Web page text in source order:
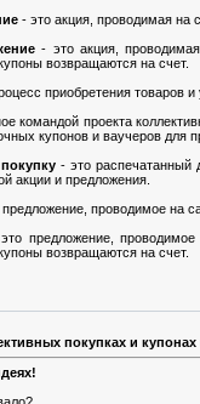
- это акция, проводимая на
- это акция,
возвращаются на счет.
приобретения товаров
командой проекта
купонов и ваучеров для
- это распечатанный
акции и предложения.
предложение, проводимое на
предложение, проводимое
возвращаются на счет.
покупках и